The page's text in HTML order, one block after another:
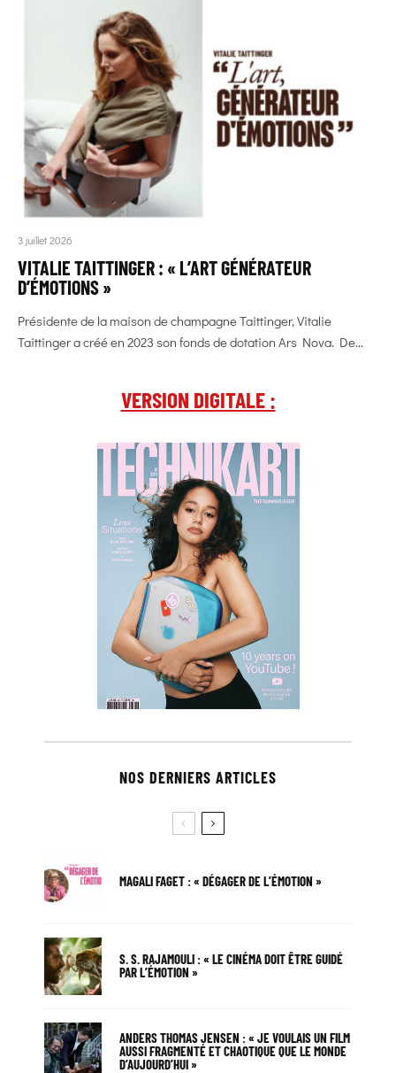
3 juillet 2026
VITALIE TAITTINGER : « L’ART GÉNÉRATEUR
D’ÉMOTIONS »
Présidente de la maison de champagne Taittinger, Vitalie
Taittinger a créé en 2023 son fonds de dotation Ars Nova. De...
VERSION DIGITALE :
NOS DERNIERS ARTICLES
MAGALI FAGET : « DÉGAGER DE L’ÉMOTION »
S. S. RAJAMOULI : « LE CINÉMA DOIT ÊTRE GUIDÉ
PAR L’ÉMOTION »
ANDERS THOMAS JENSEN : « JE VOULAIS UN FILM
AUSSI FRAGMENTÉ ET CHAOTIQUE QUE LE MONDE
D’AUJOURD’HUI »